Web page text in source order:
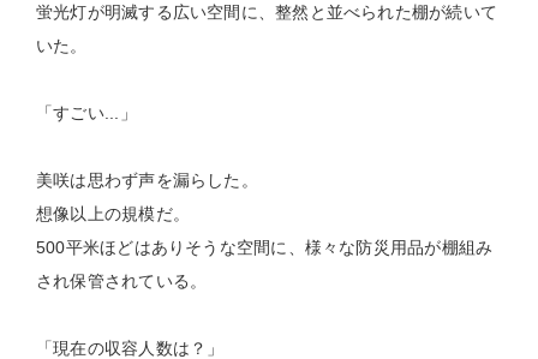
蛍光灯が明滅する広い空間に、整然と並べられた棚が続いて
いた。
「すごい...」
美咲は思わず声を漏らした。
想像以上の規模だ。
500平米ほどはありそうな空間に、様々な防災用品が棚組み
され保管されている。
「現在の収容人数は？」